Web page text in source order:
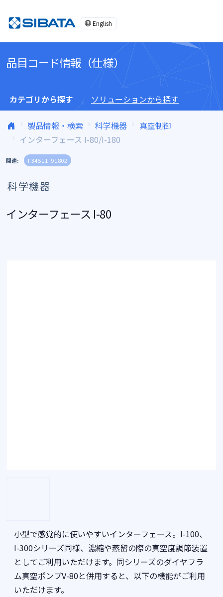
English
品目コード情報（仕様）
カテゴリから探す ソリューションから探す
製品情報・検索 科学機器
真空制御
インターフェース I-80/I-180
関連: F34511-91802
科学機器
インターフェース I-80
小型で感覚的に使いやすいインターフェース。I-100、
I-300シリーズ同様、濃縮や蒸留の際の真空度調節装置
としてご利用いただけます。同シリーズのダイヤフラ
ム真空ポンプV-80と併用すると、以下の機能がご利用
いただけます。